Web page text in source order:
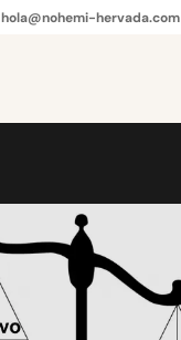
hola@nohemi-hervada.com